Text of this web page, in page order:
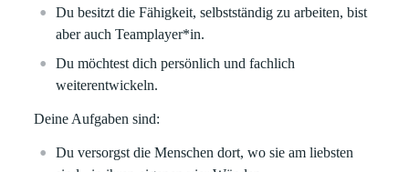
Du besitzt die Fähigkeit, selbstständig zu arbeiten, bist
aber auch Teamplayer*in.
Du möchtest dich persönlich und fachlich
weiterentwickeln.
Deine Aufgaben sind:
Du versorgst die Menschen dort, wo sie am liebsten